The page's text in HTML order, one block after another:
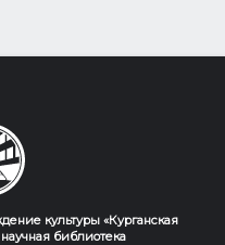
культуры «Курганская
библиотека